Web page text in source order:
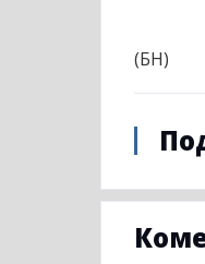
(БН)